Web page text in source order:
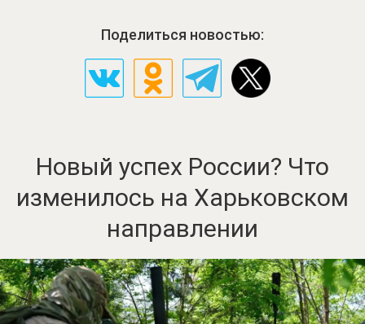
Поделиться новостью:
Новый успех России? Что
изменилось на Харьковском
направлении